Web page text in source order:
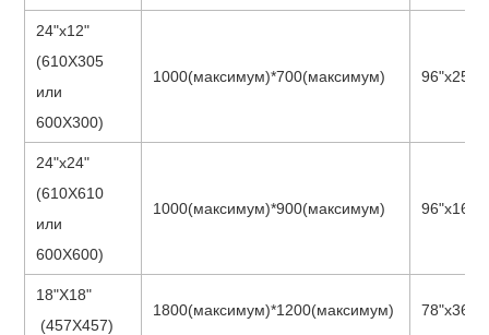
24"х12"
(610X305
или
600X300)
1000(максимум)*700(максимум) 96"х25
24"х24"
(610X610
или
600X600)
1000(максимум)*900(максимум) 96"х16"
18"Х18"
(457X457)
1800(максимум)*1200(максимум) 78"х36"